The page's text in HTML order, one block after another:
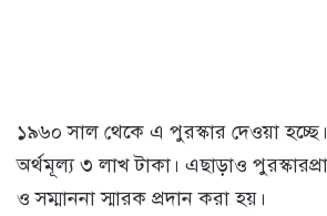
১৯৬০ সাল থেকে এ পুরস্কার দেওয়া হচ্ছে।
অর্থমূল্য ৩ লাখ টাকা। এছাড়াও
ও সম্মাননা স্মারক প্রদান করা হয়।